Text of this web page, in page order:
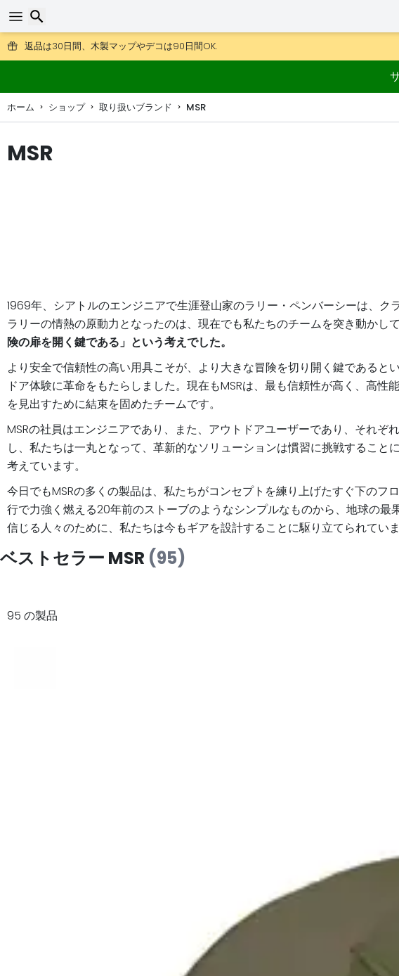
DHL Expressもご利用いただけます。
返品は30日間、木製マップやデコは90日間OK.
ホーム ショップ 取り扱いブランド MSR
MSR
1969年、シアトルのエンジニアで生涯登山家のラリー・ペンバーシーは、
ラリーの情熱の原動力となったのは、現在でも私たちのチームを突き動かし
険の扉を開く鍵である」という考えでした。
より安全で信頼性の高い用具こそが、より大きな冒険を切り開く鍵である
ドア体験に革命をもたらしました。現在もMSRは、最も信頼性が高く、高
を見出すために結束を固めたチームです。
MSRの社員はエンジニアであり、また、アウトドアユーザーであり、それ
し、私たちは一丸となって、革新的なソリューションは慣習に挑戦するこ
考えています。
今日でもMSRの多くの製品は、私たちがコンセプトを練り上げたすぐ下の
行で力強く燃える20年前のストーブのようなシンプルなものから、地球の
信じる人々のために、私たちは今もギアを設計することに駆り立てられていま
ベストセラー MSR (95)
95 の製品